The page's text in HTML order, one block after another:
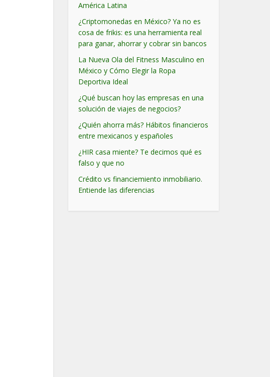
América Latina
¿Criptomonedas en México? Ya no es
cosa de frikis: es una herramienta real
para ganar, ahorrar y cobrar sin bancos
La Nueva Ola del Fitness Masculino en
México y Cómo Elegir la Ropa
Deportiva Ideal
¿Qué buscan hoy las empresas en una
solución de viajes de negocios?
¿Quién ahorra más? Hábitos financieros
entre mexicanos y españoles
¿HIR casa miente? Te decimos qué es
falso y que no
Crédito vs financiemiento inmobiliario.
Entiende las diferencias